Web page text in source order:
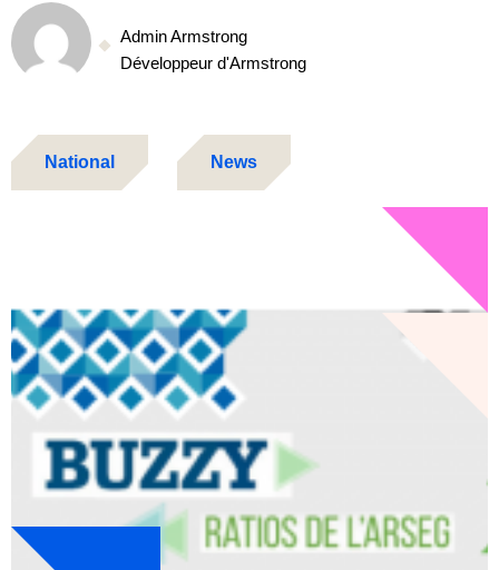
Admin Armstrong
Développeur d'Armstrong